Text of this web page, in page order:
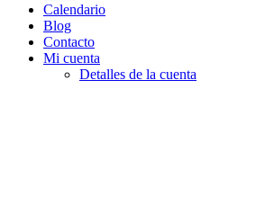
Calendario
Blog
Contacto
Mi cuenta
Detalles de la cuenta